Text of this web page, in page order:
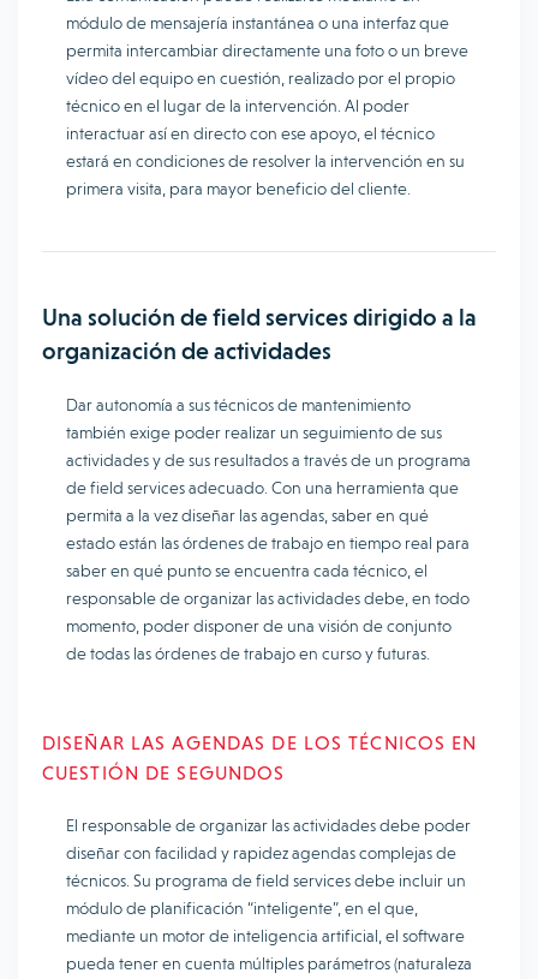
módulo de mensajería instantánea o una interfaz que
permita intercambiar directamente una foto o un breve
vídeo del equipo en cuestión, realizado por el propio
técnico en el lugar de la intervención. Al poder
interactuar así en directo con ese apoyo, el técnico
estará en condiciones de resolver la intervención en su
primera visita, para mayor beneficio del cliente.
Una solución de field services dirigido a la
organización de actividades
Dar autonomía a sus técnicos de mantenimiento
también exige poder realizar un seguimiento de sus
actividades y de sus resultados a través de un programa
de field services adecuado. Con una herramienta que
permita a la vez diseñar las agendas, saber en qué
estado están las órdenes de trabajo en tiempo real para
saber en qué punto se encuentra cada técnico, el
responsable de organizar las actividades debe, en todo
momento, poder disponer de una visión de conjunto
de todas las órdenes de trabajo en curso y futuras.
DISEÑAR LAS AGENDAS DE LOS TÉCNICOS EN
CUESTIÓN DE SEGUNDOS
El responsable de organizar las actividades debe poder
diseñar con facilidad y rapidez agendas complejas de
técnicos. Su programa de field services debe incluir un
módulo de planificación “inteligente”, en el que,
mediante un motor de inteligencia artificial, el software
pueda tener en cuenta múltiples parámetros (naturaleza